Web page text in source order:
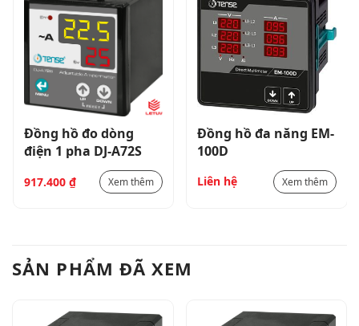
Đồng hồ đo dòng
điện 1 pha DJ-A72S
917.400 ₫ Xem thêm
Đồng hồ đa năng EM-
100D
Liên hệ Xem thêm
SẢN PHẨM ĐÃ XEM